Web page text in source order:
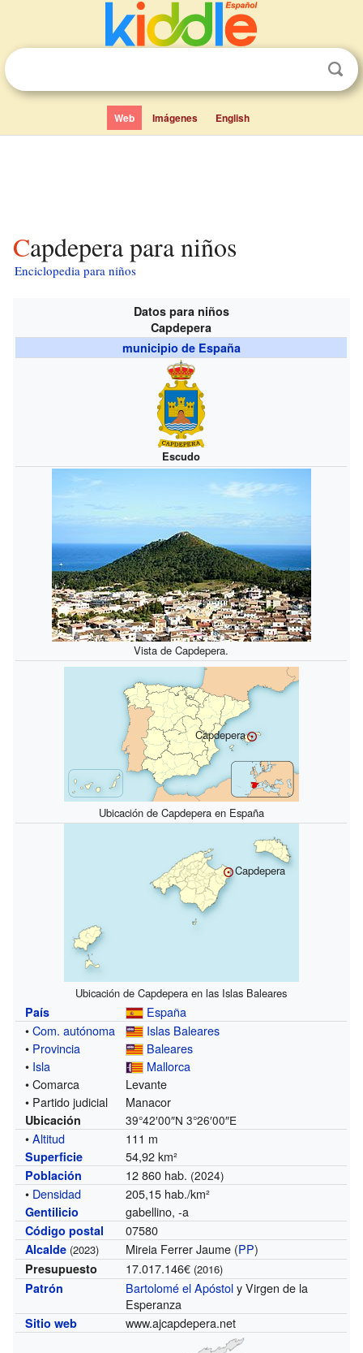
Web Imágenes English
Capdepera para niños
Enciclopedia para niños
Datos para niños
Capdepera
municipio de España
Escudo
Vista de Capdepera.
Capdepera
Ubicación de Capdepera en España
Capdepera
Ubicación de Capdepera en las Islas Baleares
País
España
•Com. autónoma
Islas Baleares
• Provincia
Baleares
• Isla
Mallorca
• Comarca
Levante
• Partido judicial
Manacor
Ubicación 39°42′00″N 3°26′00″E
•Altitud 111 m
Superficie 54,92 km²
Población 12 860 hab. (2024)
• Densidad 205,15 hab./km²
Gentilicio gabellino, -a
Código postal 07580
Alcalde (2023) Mireia Ferrer Jaume (PP)
Presupuesto 17.017.146€ (2016)
Patrón Bartolomé el Apóstoly Virgen de la
Esperanza
Sitio web www.ajcapdepera.net